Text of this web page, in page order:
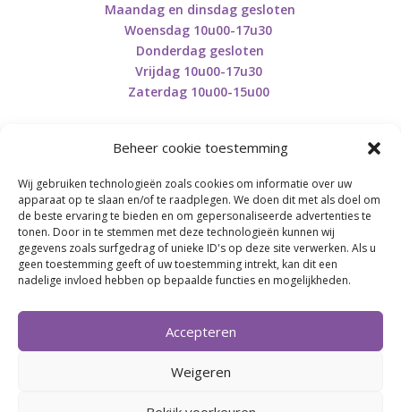
Beheer cookie toestemming
Wij gebruiken technologieën zoals cookies om informatie over uw
apparaat op te slaan en/of te raadplegen. We doen dit met als doel om
de beste ervaring te bieden en om gepersonaliseerde advertenties te
tonen. Door in te stemmen met deze technologieën kunnen wij
gegevens zoals surfgedrag of unieke ID's op deze site verwerken. Als u
geen toestemming geeft of uw toestemming intrekt, kan dit een
nadelige invloed hebben op bepaalde functies en mogelijkheden.
Accepteren
Weigeren
Maandag en dinsdag gesloten
Woensdag 10u00-17u30
Donderdag gesloten
Vrijdag 10u00-17u30
Zaterdag 10u00-15u00
Retourneren en herroepen
BE0746.853.082
BREI- EN HAAK-ATELJEE
Momenteel on hold wegens medische reden.
Heropstart september.